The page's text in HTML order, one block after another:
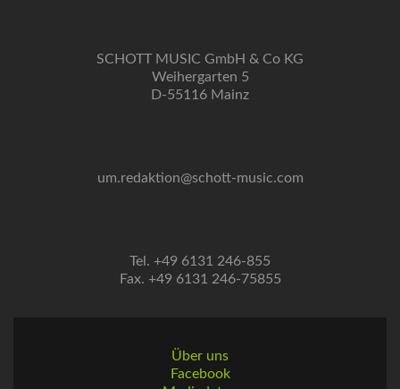
SCHOTT MUSIC GmbH & Co KG
Weihergarten 5
D-55116 Mainz
um.redaktion@schott-music.com
Tel. +49 6131 246-855
Fax. +49 6131 246-75855
Über uns
Facebook